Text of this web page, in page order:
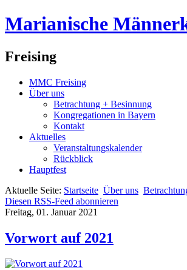
Marianische
Freising
MMC Freising
Über uns
Betrachtung + Besinnung
Kongregationen in Bayern
Kontakt
Aktuelles
Veranstaltungskalender
Rückblick
Hauptfest
Aktuelle Seite: Startseite Über uns
Diesen RSS-Feed abonnieren
Freitag, 01. Januar 2021
Vorwort auf 2021